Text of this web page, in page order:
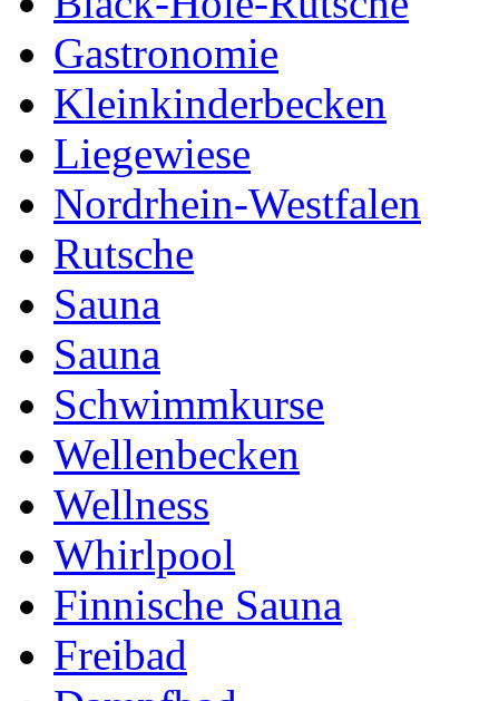
Gastronomie
Kleinkinderbecken
Liegewiese
Nordrhein-Westfalen
Rutsche
Sauna
Sauna
Schwimmkurse
Wellenbecken
Wellness
Whirlpool
Finnische Sauna
Freibad